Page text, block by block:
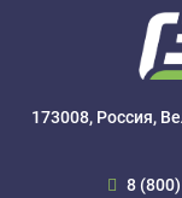
173008, Россия,
8